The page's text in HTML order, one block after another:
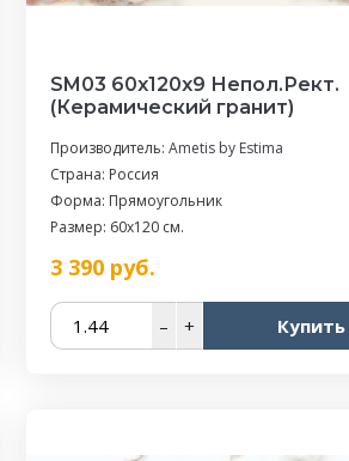
SM03 60x120x9 Непол.Рект.
(Керамический гранит)
Производитель: Ametis by Estima
Страна: Россия
Форма: Прямоугольник
Размер: 60x120 см.
3 390руб.
– + Купить